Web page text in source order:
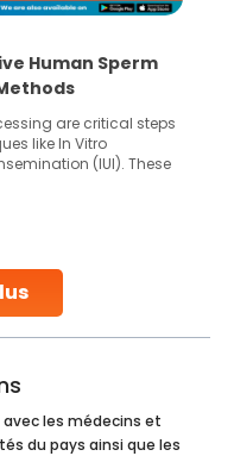
Human Sperm
are critical steps
like In Vitro
(IUI). These
les médecins et
du pays ainsi que les